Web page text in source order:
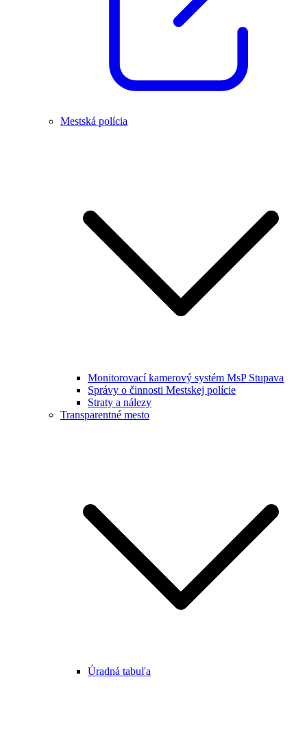
Mestská polícia
Monitorovací kamerový systém MsP Stupava
Správy o činnosti Mestskej polície
Straty a nálezy
Transparentné mesto
Úradná tabuľa